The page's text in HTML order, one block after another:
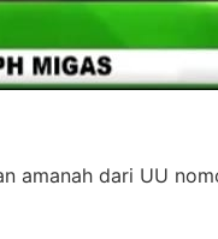
amanah dari UU